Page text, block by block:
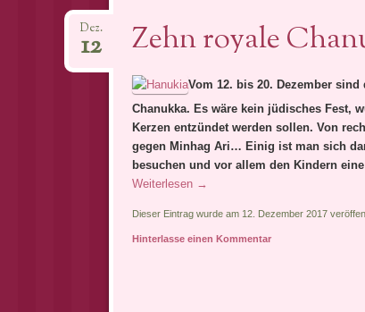
Zehn royale
Dez.
12
Vom 12. bis 20. Dezember
Chanukka. Es wäre kein jüdisches Fest,
Kerzen entzündet werden sollen. Von
gegen Minhag Ari… Einig ist man sich
besuchen und vor allem den Kindern
Weiterlesen →
Dieser Eintrag wurde am 12. Dezember 2017
Hinterlasse einen Kommentar